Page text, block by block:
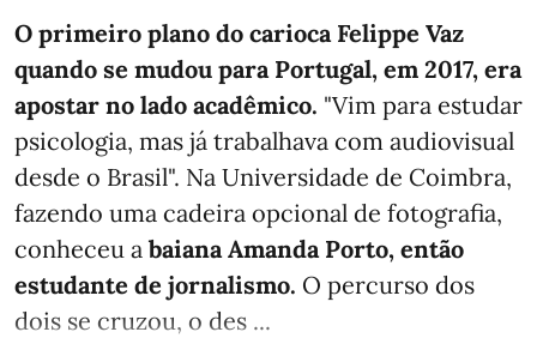
O primeiro plano do carioca Felippe Vaz
quando se mudou para Portugal, em 2017, era
apostar no lado acadêmico. "Vim para estudar
psicologia, mas já trabalhava com audiovisual
desde o Brasil". Na Universidade de Coimbra,
fazendo uma cadeira opcional de fotografia,
conheceu a baiana Amanda Porto, então
estudante de jornalismo. O percurso dos
dois se cruzou, o des ...